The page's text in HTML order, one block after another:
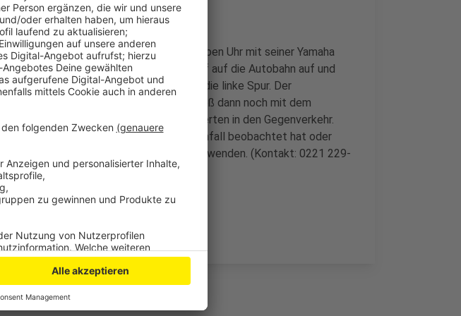
war am Samstagmorgen gegen sieben Uhr mit seiner Yamaha
unterwegs. Ein Autofahrer fuhr in Hennef auf die Autobahn auf und
vom Beschleunigungsstreifen auf die linke Spur. Der
und stürzte. Ein Transporter stieß dann noch mit dem
umherfliegende Trümmerteile schleuderten in den Gegenverkehr.
Transporter beschädigt. Wer den Unfall beobachtet hat oder
kennt, sollte sich an die Kölner Polizei wenden. (Kontakt: 0221 229-